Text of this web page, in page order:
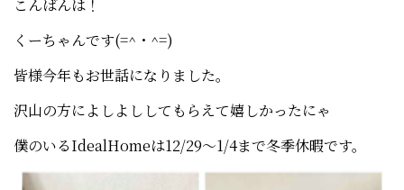
こんばんは！
くーちゃんです(=^・^=)
皆様今年もお世話になりました。
沢山の方によしよししてもらえて嬉しかったにゃ
僕のいるIdealHomeは12/29～1/4まで冬季休暇です。